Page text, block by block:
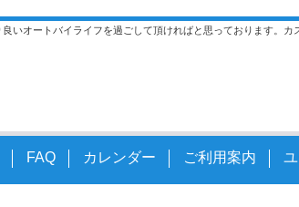
いオートバイライフを過ごして頂ければと思っております。
FAQ カレンダー ご利用案内